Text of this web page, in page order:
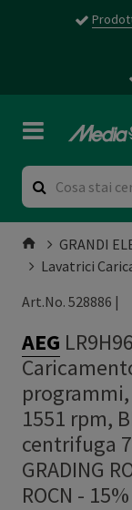
GRANDI
Lavatrici
Art.No. 528886 |
AEG
1551 rpm,
centrifuga
GRADING
ROCN - 15%